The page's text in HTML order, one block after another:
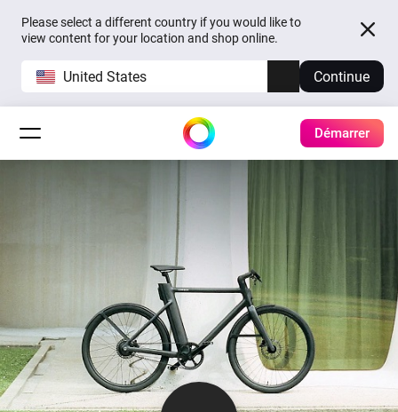
Please select a different country if you would like to
view content for your location and shop online.
United States Continue
Démarrer